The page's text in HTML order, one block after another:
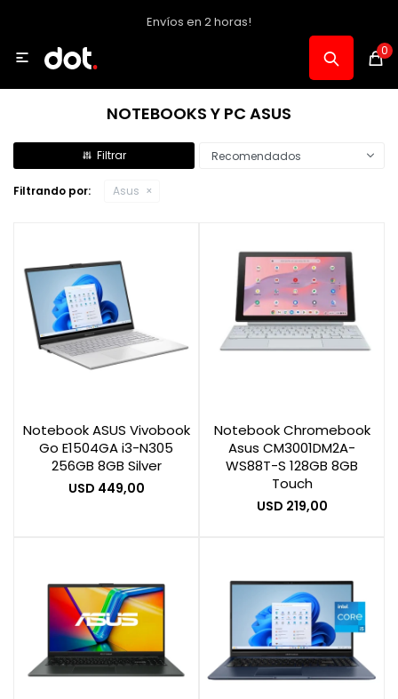
Envíos en 2 horas!
0

NOTEBOOKS Y PC ASUS
Recomendados
Filtrando por: Asus
Notebook ASUS Vivobook
Go E1504GA i3-N305
256GB 8GB Silver
USD 449,00
Notebook Chromebook
Asus CM3001DM2A-
WS88T-S 128GB 8GB
Touch
USD 219,00
Notebooks y PC
Informática
Audio, Foto y Video
Smart Home
Movilidad Eléctrica
Otros